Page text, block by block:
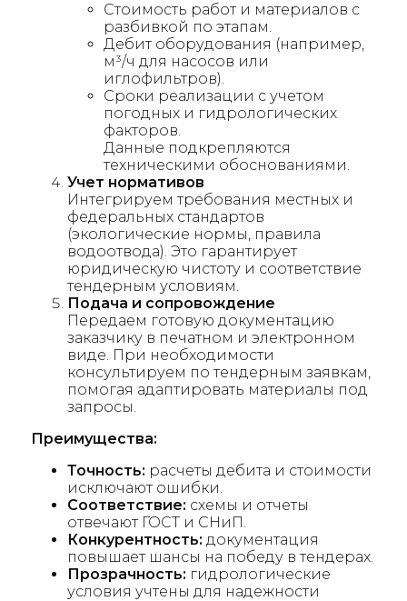
Стоимость работ и материалов с
разбивкой по этапам.
Дебит оборудования (например,
м³/ч для насосов или
иглофильтров).
Сроки реализации с учетом
погодных и гидрологических
факторов.
Данные подкрепляются
техническими обоснованиями.
Учет нормативов
Интегрируем требования местных и
федеральных стандартов
(экологические нормы, правила
водоотвода). Это гарантирует
юридическую чистоту и соответствие
тендерным условиям.
Подача и сопровождение
Передаем готовую документацию
заказчику в печатном и электронном
виде. При необходимости
консультируем по тендерным заявкам,
помогая адаптировать материалы под
запросы.
Преимущества:
Точность: расчеты дебита и стоимости
исключают ошибки.
Соответствие: схемы и отчеты
отвечают ГОСТ и СНиП.
Конкурентность: документация
повышает шансы на победу в тендерах.
Прозрачность: гидрологические
условия учтены для надежности